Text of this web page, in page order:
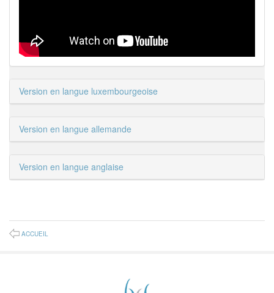
Version en langue luxembourgeoise
Version en langue allemande
Version en langue anglaise
ACCUEIL